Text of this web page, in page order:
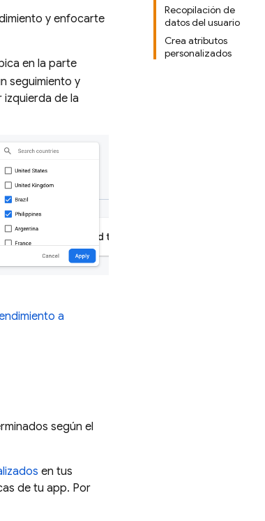
Recopilación de
datos del usuario
Crea atributos
personalizados
y enfocarte
en la parte
seguimiento y
izquierda de la
a
según el
en tus
de tu app. Por